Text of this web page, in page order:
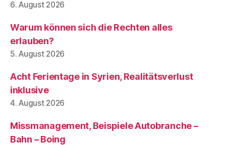
6. August 2026
Warum können sich die Rechten alles
erlauben?
5. August 2026
Acht Ferientage in Syrien, Realitätsverlust
inklusive
4. August 2026
Missmanagement, Beispiele Autobranche –
Bahn – Boing